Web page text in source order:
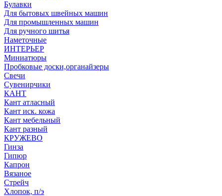
Булавки
Для бытовых швейных машин
Для промышленных машин
Для ручного шитья
Наметочные
ИНТЕРЬЕР
Миниатюры
Пробковые доски,органайзеры
Свечи
Сувенирчики
КАНТ
Кант атласный
Кант иск. кожа
Кант мебельный
Кант разный
КРУЖЕВО
Гинза
Гипюр
Капрон
Вязаное
Стрейч
Хлопок, п/э